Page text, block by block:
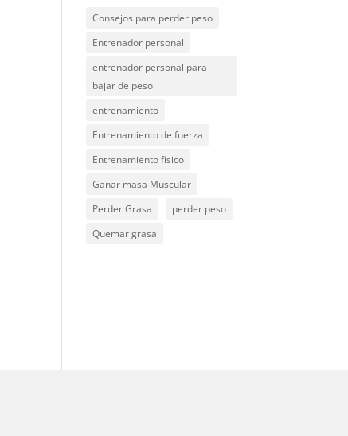
Consejos para perder peso
Entrenador personal
entrenador personal para
bajar de peso
entrenamiento
Entrenamiento de fuerza
Entrenamiento físico
Ganar masa Muscular
Perder Grasa
perder peso
Quemar grasa